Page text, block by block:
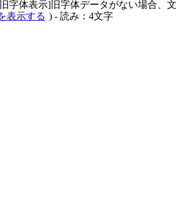
字体表示]旧字体データがない場合、
表示する ) - 読み：4文字